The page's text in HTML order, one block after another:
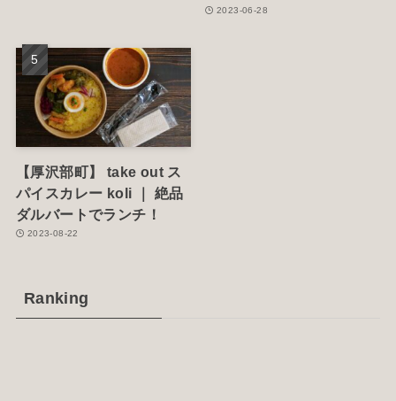
2023-06-28
【厚沢部町】 take out ス
パイスカレー koli ｜ 絶品
ダルバートでランチ！
2023-08-22
Ranking